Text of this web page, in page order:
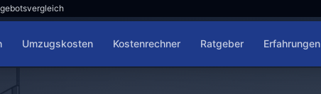
Umzugskosten Kostenrechner Ratgeber Erfahrungen